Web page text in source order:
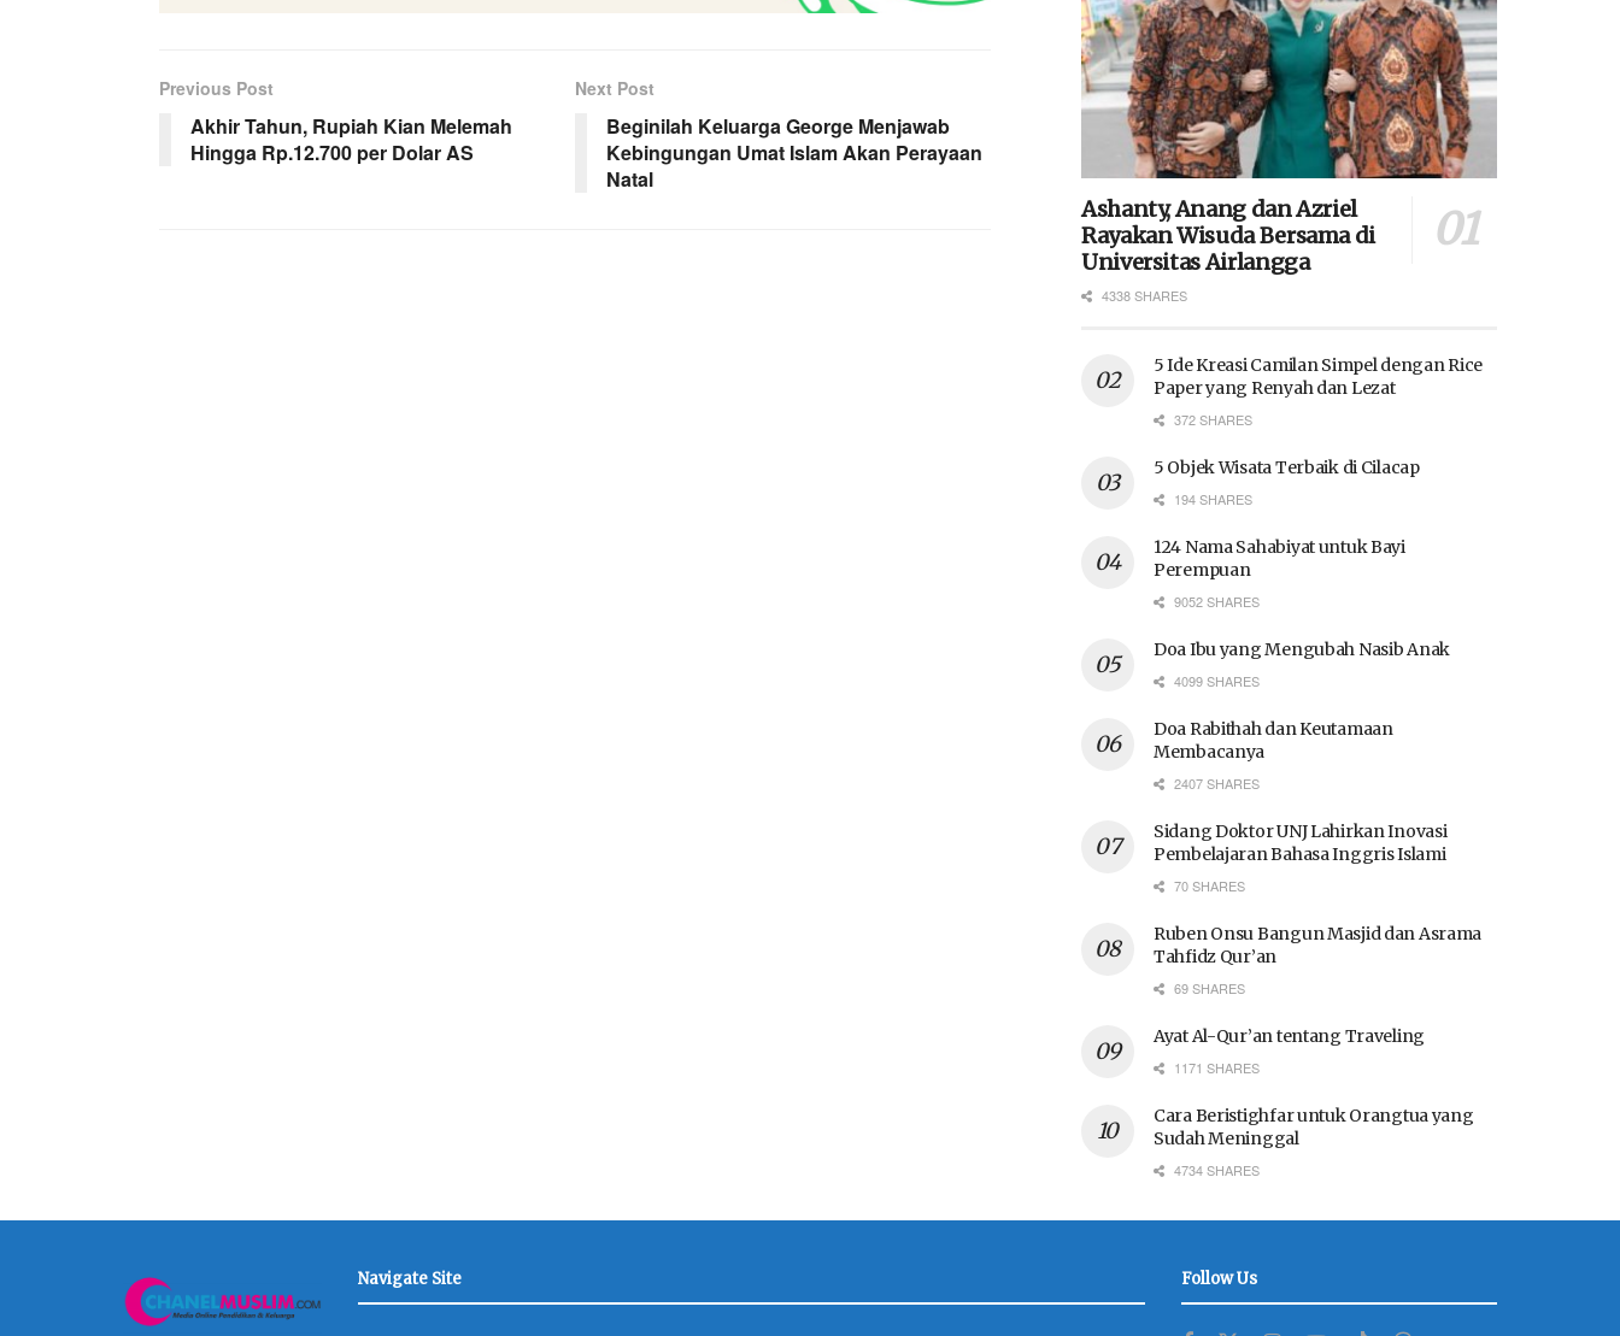
Previous Post
Akhir Tahun, Rupiah Kian Melemah
Hingga Rp.12.700 per Dolar AS
Next Post
Beginilah Keluarga George Menjawab
Kebingungan Umat Islam Akan Perayaan
Natal
Ashanty, Anang dan Azriel
Rayakan Wisuda Bersama di
Universitas Airlangga
4338 SHARES
5 Ide Kreasi Camilan Simpel dengan Rice
Paper yang Renyah dan Lezat
372 SHARES
5 Objek Wisata Terbaik di Cilacap
194 SHARES
124 Nama Sahabiyat untuk Bayi
Perempuan
9052 SHARES
Doa Ibu yang Mengubah Nasib Anak
4099 SHARES
Doa Rabithah dan Keutamaan
Membacanya
2407 SHARES
Sidang Doktor UNJ Lahirkan Inovasi
Pembelajaran Bahasa Inggris Islami
70 SHARES
Ruben Onsu Bangun Masjid dan Asrama
Tahfidz Qur’an
69 SHARES
Ayat Al-Qur’an tentang Traveling
1171 SHARES
Cara Beristighfar untuk Orangtua yang
Sudah Meninggal
4734 SHARES
Navigate Site Follow Us